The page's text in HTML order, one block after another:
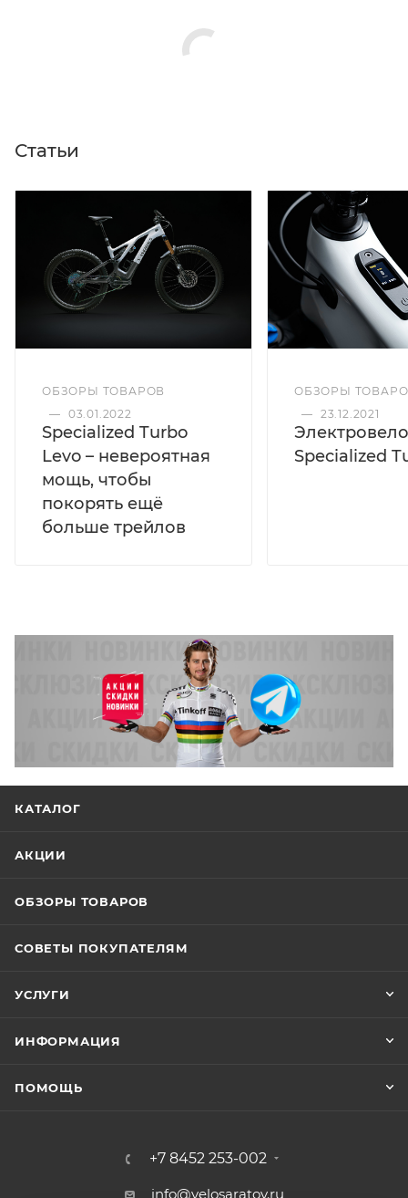
Статьи
ОБЗОРЫ ТОВАРОВ
— 03.01.2022
Specialized Turbo
Levo – невероятная
мощь, чтобы
покорять ещё
больше трейлов
ОБЗОРЫ
— 23.12.2021
Specialized
КАТАЛОГ
АКЦИИ
ОБЗОРЫ ТОВАРОВ
СОВЕТЫ ПОКУПАТЕЛЯМ
УСЛУГИ
ИНФОРМАЦИЯ
ПОМОЩЬ
+7 8452 253-002
info@velosaratov.ru